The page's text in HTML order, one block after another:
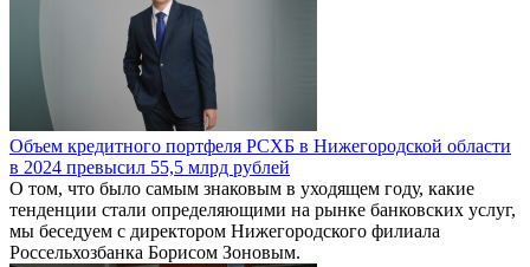
Объем кредитного портфеля РСХБ в Нижегородской области
в 2024 превысил 55,5 млрд рублей
О том, что было самым знаковым в уходящем году, какие
тенденции стали определяющими на рынке банковских услуг,
мы беседуем с директором Нижегородского филиала
Россельхозбанка Борисом Зоновым.